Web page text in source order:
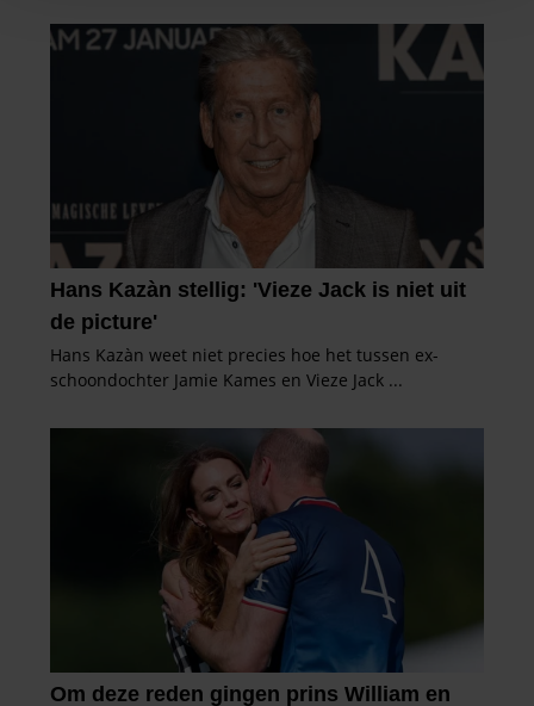
en om ons websiteverkeer te analyseren. Ook delen we
informatie over uw gebruik van onze site met onze
partners voor social media, adverteren en analyse. Deze
partners kunnen deze gegevens combineren met andere
informatie die u aan ze heeft verstrekt of die ze hebben
verzameld op basis van uw gebruik van hun services. U
gaat akkoord met onze cookies als u onze website blijft